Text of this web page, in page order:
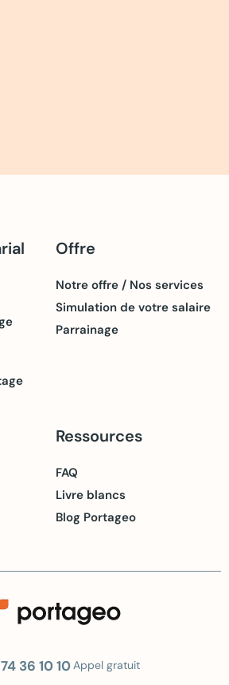
Offre
Notre offre / Nos services
Simulation de votre salaire
Parrainage
Ressources
FAQ
Livre blancs
Blog Portageo
36 10 10 Appel gratuit